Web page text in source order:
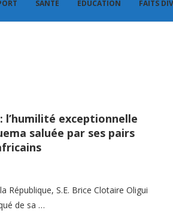
SANTÉ EDUCATION FAITS
l’humilité exceptionnelle
saluée par ses pairs
République, S.E. Brice Clotaire Oligui
de sa …